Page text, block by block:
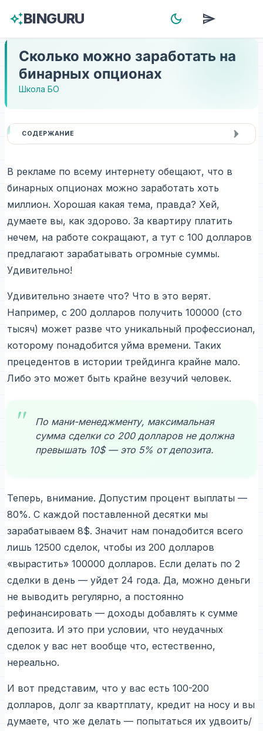
auto_awesomeBINGURU dark_mode send
Сколько можно заработать на
бинарных опционах
Школа БО
СОДЕРЖАНИЕ
В рекламе по всему интернету обещают, что в
бинарных опционах можно заработать хоть
миллион. Хорошая какая тема, правда? Хей,
думаете вы, как здорово. За квартиру платить
нечем, на работе сокращают, а тут с 100 долларов
предлагают зарабатывать огромные суммы.
Удивительно!
Удивительно знаете что? Что в это верят.
Например, с 200 долларов получить 100000 (сто
тысяч) может разве что уникальный профессионал,
которому понадобится уйма времени. Таких
прецедентов в истории трейдинга крайне мало.
Либо это может быть крайне везучий человек.
По мани-менеджменту, максимальная
сумма сделки со 200 долларов не должна
превышать 10$ — это 5% от депозита.
Теперь, внимание. Допустим процент выплаты —
80%. С каждой поставленной десятки мы
зарабатываем 8$. Значит нам понадобится всего
лишь 12500 сделок, чтобы из 200 долларов
«вырастить» 100000 долларов. Если делать по 2
сделки в день — уйдет 24 года. Да, можно деньги
не выводить регулярно, а постоянно
рефинансировать — доходы добавлять к сумме
депозита. И это при условии, что неудачных
сделок у вас нет вообще что, естественно,
нереально.
И вот представим, что у вас есть 100-200
долларов, долг за квартплату, кредит на носу и вы
думаете, что же делать — попытаться их удвоить/